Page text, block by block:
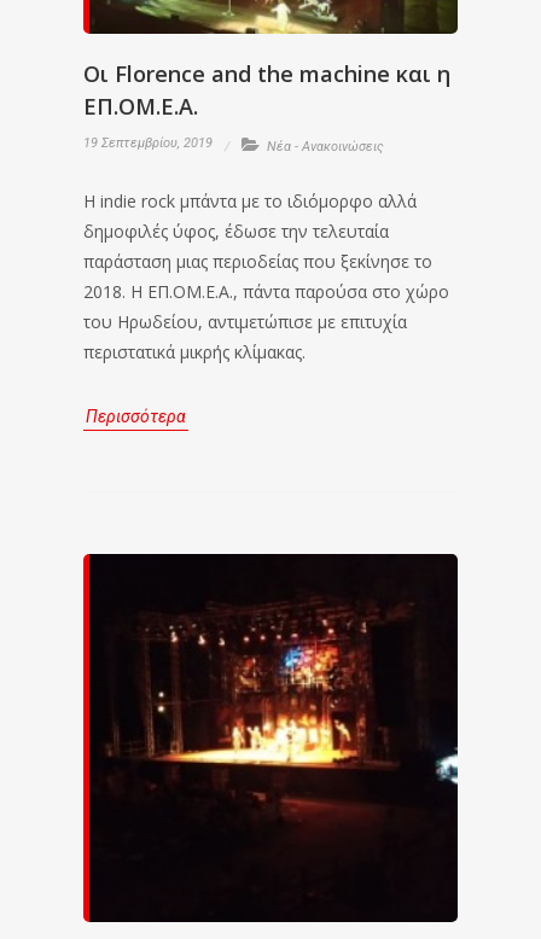
Οι Florence and the machine και η
ΕΠ.ΟΜ.Ε.Α.
19 Σεπτεμβρίου, 2019 Νέα - Ανακοινώσεις
H indie rock μπάντα με το ιδιόμορφο αλλά
δημοφιλές ύφος, έδωσε την τελευταία
παράσταση μιας περιοδείας που ξεκίνησε το
2018. Η ΕΠ.ΟΜ.Ε.Α., πάντα παρούσα στο χώρο
του Ηρωδείου, αντιμετώπισε με επιτυχία
περιστατικά μικρής κλίμακας.
Περισσότερα